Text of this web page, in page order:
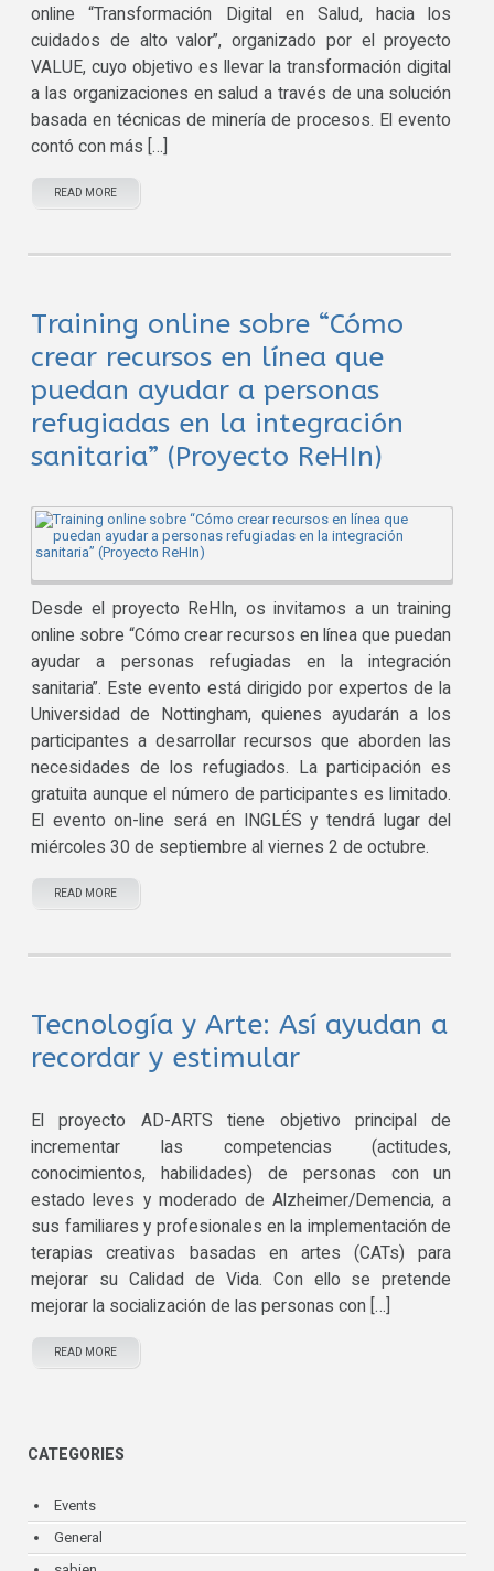
online “Transformación Digital en Salud, hacia los
cuidados de alto valor”, organizado por el proyecto
VALUE, cuyo objetivo es llevar la transformación digital
a las organizaciones en salud a través de una solución
basada en técnicas de minería de procesos. El evento
contó con más […]
READ MORE
Training online sobre “Cómo
crear recursos en línea que
puedan ayudar a personas
refugiadas en la integración
sanitaria” (Proyecto ReHIn)
Desde el proyecto ReHIn, os invitamos a un training
online sobre “Cómo crear recursos en línea que puedan
ayudar a personas refugiadas en la integración
sanitaria”. Este evento está dirigido por expertos de la
Universidad de Nottingham, quienes ayudarán a los
participantes a desarrollar recursos que aborden las
necesidades de los refugiados. La participación es
gratuita aunque el número de participantes es limitado.
El evento on-line será en INGLÉS y tendrá lugar del
miércoles 30 de septiembre al viernes 2 de octubre.
READ MORE
Tecnología y Arte: Así ayudan a
recordar y estimular
El proyecto AD-ARTS tiene objetivo principal de
incrementar las competencias (actitudes,
conocimientos, habilidades) de personas con un
estado leves y moderado de Alzheimer/Demencia, a
sus familiares y profesionales en la implementación de
terapias creativas basadas en artes (CATs) para
mejorar su Calidad de Vida. Con ello se pretende
mejorar la socialización de las personas con […]
READ MORE
CATEGORIES
Events
General